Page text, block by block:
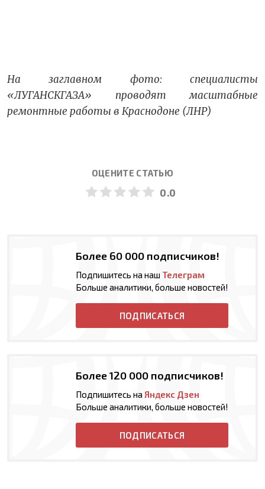
На заглавном фото: специалисты
«ЛУГАНСКГАЗА» проводят масштабные
ремонтные работы в Краснодоне (ЛНР)
ОЦЕНИТЕ СТАТЬЮ
0.0
Более 60 000 подписчиков!
Подпишитесь на наш Телеграм
Больше аналитики, больше новостей!
ПОДПИСАТЬСЯ
Более 120 000 подписчиков!
Подпишитесь на Яндекс Дзен
Больше аналитики, больше новостей!
ПОДПИСАТЬСЯ